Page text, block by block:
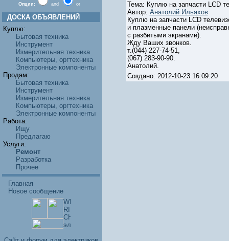
Опции: and or
ДОСКА ОБЪЯВЛЕНИЙ
Куплю:
Бытовая техника
Инструмент
Измерительная техника
Компьютеры, оргтехника
Электронные компоненты
Продам:
Бытовая техника
Инструмент
Измерительная техника
Компьютеры, оргтехника
Электронные компоненты
Работа:
Ищу
Предлагаю
Услуги:
Ремонт
Разработка
Прочее
Главная
Новое сообщение
Тема: Куплю на запчасти LCD
Автор: Анатолий Ильяхов
Куплю на запчасти LCD
и плазменные панели
с разбитыми экранами).
Жду Ваших звонков.
т.(044) 227-74-51,
(067) 283-90-90.
Анатолий.
Создано: 2012-10-23 16:09:20